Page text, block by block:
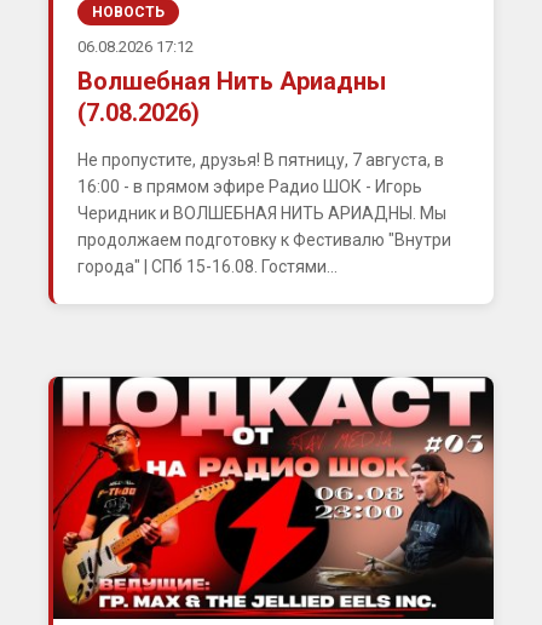
НОВОСТЬ
06.08.2026 17:12
Волшебная Нить Ариадны
(7.08.2026)
Не пропустите, друзья! В пятницу, 7 августа, в
16:00 - в прямом эфире Радио ШОК - Игорь
Черидник и ВОЛШЕБНАЯ НИТЬ АРИАДНЫ. Мы
продолжаем подготовку к Фестивалю "Внутри
города" | СПб 15-16.08. Гостями...